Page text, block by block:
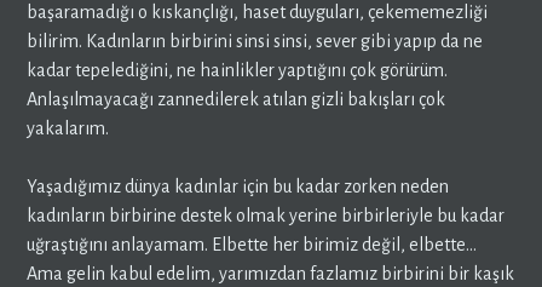
başaramadığı o kıskançlığı, haset duyguları, çekememezliği
bilirim. Kadınların birbirini sinsi sinsi, sever gibi yapıp da ne
kadar tepelediğini, ne hainlikler yaptığını çok görürüm.
Anlaşılmayacağı zannedilerek atılan gizli bakışları çok
yakalarım.
Yaşadığımız dünya kadınlar için bu kadar zorken neden
kadınların birbirine destek olmak yerine birbirleriyle bu kadar
uğraştığını anlayamam. Elbette her birimiz değil, elbette…
Ama gelin kabul edelim, yarımızdan fazlamız birbirini bir kaşık